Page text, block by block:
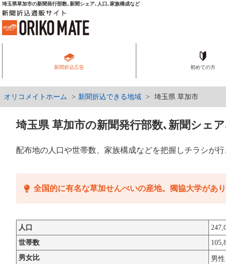
埼玉県草加市の新聞発行部数､新聞シェア､人口､家族構成など
新聞折込広告 初めての方
オリコメイトホーム 新聞折込できる地域 埼玉県 草加市
埼玉県 草加市の新聞発行部数､新聞シェ
配布地の人口や世帯数、家族構成などを把握しチラシが
全国的に有名な草加せんべいの産地。獨協大学があり
人口
世帯数
男女比
男性